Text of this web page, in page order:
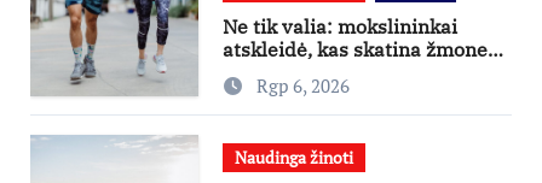
Ne tik valia: mokslininkai
atskleidė, kas skatina žmones
daugiau judėti
Rgp 6, 2026
Naudinga žinoti